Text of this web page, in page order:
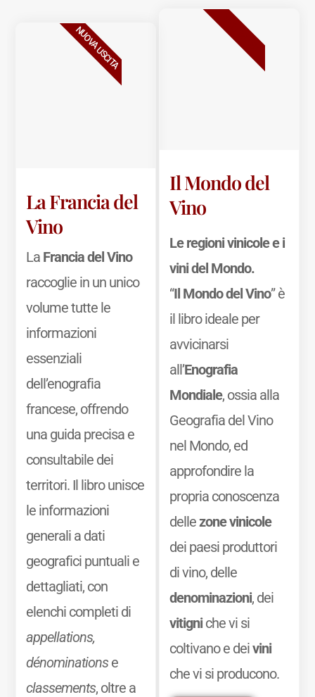
La Francia del
Vino
La Francia del Vino
raccoglie in un unico
volume tutte le
informazioni
essenziali
dell’enografia
francese, offrendo
una guida precisa e
consultabile dei
territori. Il libro unisce
le informazioni
generali a dati
geografici puntuali e
dettagliati, con
elenchi completi di
appellations,
dénominationse
classements, oltre a
NUOVA USCITA
Il Mondo del
Vino
Le regioni vinicole e i
vini del Mondo.
“Il Mondo del Vino” è
il libro ideale per
avvicinarsi
all’Enografia
Mondiale, ossia alla
Geografia del Vino
nel Mondo, ed
approfondire la
propria conoscenza
dellezone vinicole
dei paesi produttori
di vino, delle
denominazioni, dei
vitigniche vi si
coltivano e deivini
che vi si producono.
BESTSELLER